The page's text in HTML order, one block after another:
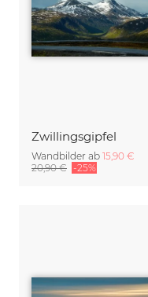
Zwillingsgipfel
Wandbilder ab 15,90 €
20,90 € -25%